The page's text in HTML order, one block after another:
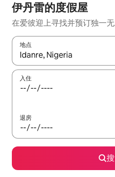
伊丹雷的度假屋
在爱彼迎上寻找并预订独一
地点
如有搜索结果，请使用上下方
入住
退房